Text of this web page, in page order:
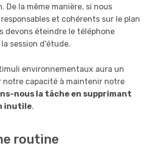
De la même manière, si nous
et cohérents sur le plan
devons éteindre le téléphone
session d’étude.
environnementaux aura un
capacité à maintenir notre
nous la tâche en supprimant
inutile.
routine